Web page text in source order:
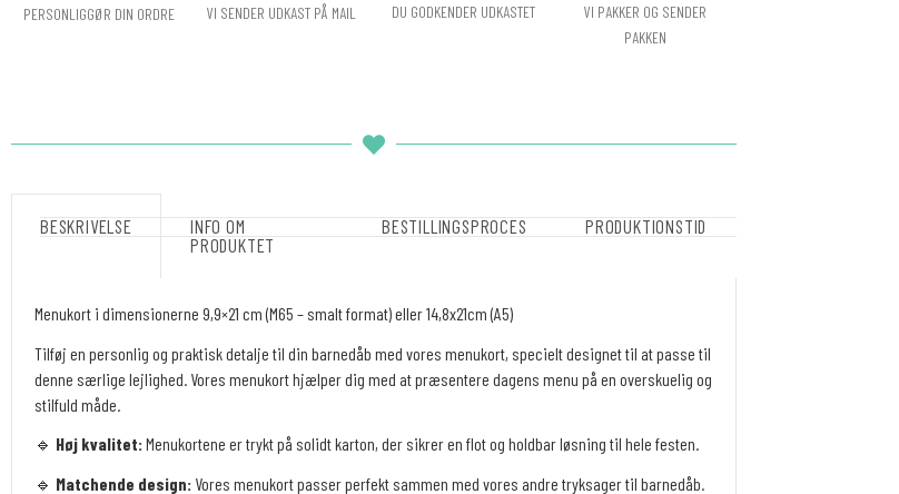
PERSONLIGGØR DIN ORDRE VI SENDER UDKAST PÅ MAIL DU GODKENDER UDKASTET
VI PAKKER OG SENDER
PAKKEN
BESKRIVELSE
INFO OM
PRODUKTET
BESTILLINGSPROCES PRODUKTIONSTID
Menukort i dimensionerne 9,9×21 cm (M65 – smalt format) eller 14,8x21cm (A5)
Tilføj en personlig og praktisk detalje til din barnedåb med vores menukort, specielt designet til at passe til
denne særlige lejlighed. Vores menukort hjælper dig med at præsentere dagens menu på en overskuelig og
stilfuld måde.
🔹 Høj kvalitet:Menukortene er trykt på solidt karton, der sikrer en flot og holdbar løsning til hele festen.
🔹 Matchende design: Vores menukort passer perfekt sammen med vores andre tryksager til barnedåb.